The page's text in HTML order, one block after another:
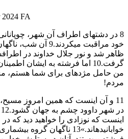
2024 FA
8 در دشتهای اطراف آن شهر،
خود مراقبت
ظاهر شد و نور جلال خداوند در
گرفت.10 اما فرشته به ايشان
من حامل مژدهای برای شما هستم،
مردم!
11 و آن اينست كه همين امروز
اينست كه نوزادی را خواهيد ديد كه در
خوابانيدهاند.»13 ناگهان